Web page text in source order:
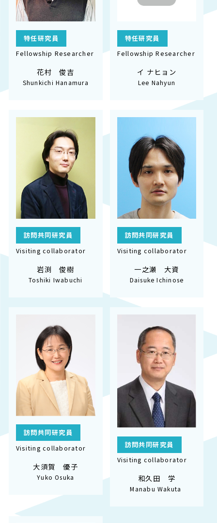
特任研究員
Fellowship Researcher
花村 俊吉
Shunkichi Hanamura
特任研究員
Fellowship Researcher
イ ナヒョン
Lee Nahyun
訪問共同研究員
Visiting collaborator
岩渕 俊樹
Toshiki Iwabuchi
訪問共同研究員
Visiting collaborator
一之瀬 大資
Daisuke Ichinose
訪問共同研究員
Visiting collaborator
大須賀 優子
Yuko Osuka
訪問共同研究員
Visiting collaborator
和久田 学
Manabu Wakuta